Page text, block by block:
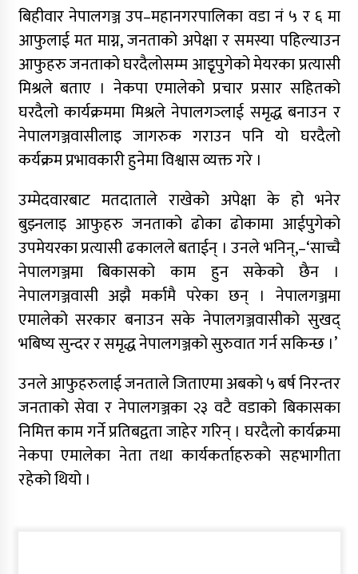
बिहीवार नेपालगञ्ज उप–महानगरपालिका वडा नं ५ र ६ मा
आफुलाई मत माग्न, जनताको अपेक्षा र समस्या पहिल्याउन
आफुहरु जनताको घरदैलोसम्म आइृपुगेको मेयरका प्रत्यासी
मिश्रले बताए । नेकपा एमालेको प्रचार प्रसार सहितको
घरदैलो कार्यक्रममा मिश्रले नेपालगञ्लाई समृद्ध बनाउन र
नेपालगञ्जवासीलाइ जागरुक गराउन पनि यो घरदैलो
कर्यक्रम प्रभावकारी हुनेमा विश्वास व्यक्त गरे ।
उम्मेदवारबाट मतदाताले राखेको अपेक्षा के हो भनेर
बुझ्नलाइ आफुहरु जनताको ढोका ढोकामा आईपुगेको
उपमेयरका प्रत्यासी ढकालले बताईन् । उनले भनिन्,–‘साच्चै
नेपालगञ्जमा बिकासको काम हुन सकेको छैन ।
नेपालगञ्जवासी अझै मर्कामै परेका छन् । नेपालगञ्जमा
एमालेको सरकार बनाउन सके नेपालगञ्जवासीको सुखद्
भबिष्य सुन्दर र समृद्ध नेपालगञ्जको सुरुवात गर्न सकिन्छ ।’
उनले आफुहरुलाई जनताले जिताएमा अबको ५ बर्ष निरन्तर
जनताको सेवा र नेपालगञ्जका २३ वटै वडाको बिकासका
निमित्त काम गर्ने प्रतिबद्वता जाहेर गरिन् । घरदैलो कार्यक्रमा
नेकपा एमालेका नेता तथा कार्यकर्ताहरुको सहभागीता
रहेको थियो ।